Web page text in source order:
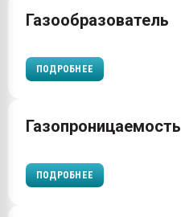
Газообразователь
ПОДРОБНЕЕ
Газопроницаемость
ПОДРОБНЕЕ